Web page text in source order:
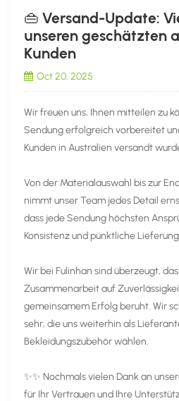
👜 Versand-Update:
unseren geschätzten
Kunden
Oct 20, 2025
Wir freuen uns, Ihnen mitteilen zu
Sendung erfolgreich vorbereitet
Kunden in Australien versandt
Von der Materialauswahl bis zur
nimmt unser Team jedes Detail
dass jede Sendung höchsten
Konsistenz und pünktliche
Wir bei Fulinhan sind überzeugt,
Zusammenarbeit auf
gemeinsamem Erfolg beruht. Wir
sehr, die uns weiterhin als
Bekleidungszubehör wählen.
✨✨ Nochmals vielen Dank an
für Ihr Vertrauen und Ihre